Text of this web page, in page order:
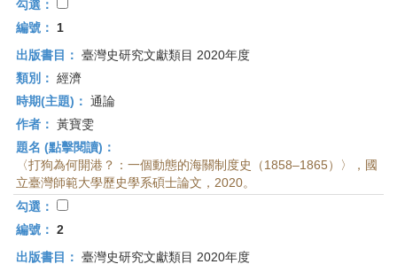
灣
史
研
究
所-
首
頁
勾選：
編號：
1
出版書目： 臺灣史研究文獻類目 2020年度
類別： 經濟
時期(主題)： 通論
作者： 黃寶雯
題名 (點擊閱讀)：
〈打狗為何開港？：一個動態的海關制度史（1858–1865）〉，國
立臺灣師範大學歷史學系碩士論文，2020。
勾選：
編號： 2
出版書目： 臺灣史研究文獻類目 2020年度